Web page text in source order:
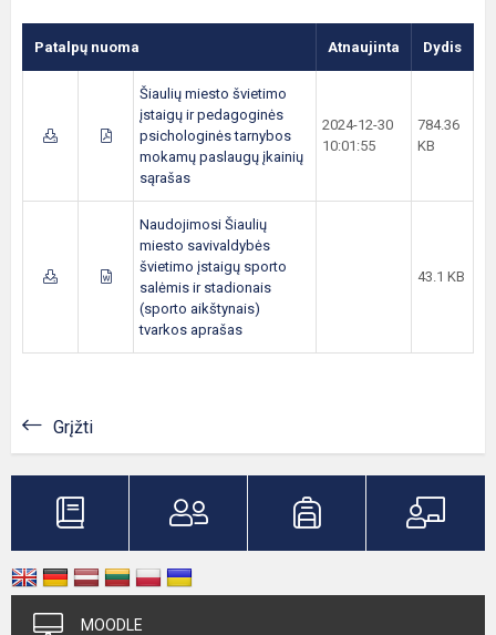
Patalpų nuoma Atnaujinta Dydis
Šiaulių miesto švietimo
įstaigų ir pedagoginės
psichologinės tarnybos
mokamų paslaugų įkainių
sąrašas
2024-12-30
10:01:55
784.36
KB
Naudojimosi Šiaulių
miesto savivaldybės
švietimo įstaigų sporto
salėmis ir stadionais
(sporto aikštynais)
tvarkos aprašas
43.1 KB
Grįžti
MOODLE